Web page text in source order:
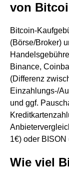
von
Bitcoin-
(Börse/Broker)
Binance,
(Differenz
Einzahlungs-/
und ggf.
1€) oder
Wie viel